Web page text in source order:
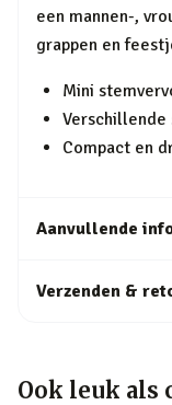
een mannen-,
grappen en
Mini
Compact en
Aanvullende
Verzenden &
Ook leuk als